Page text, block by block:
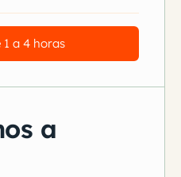
a 4 horas
a